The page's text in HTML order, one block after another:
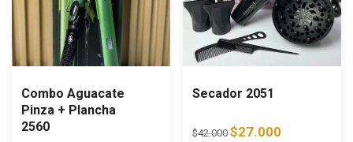
Combo Aguacate
Pinza + Plancha
2560
Secador 2051
$42.000 Original price was:
$27.000